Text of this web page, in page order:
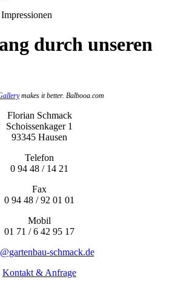
durch unseren
makes it better. Balbooa.com
Florian Schmack
Schoissenkager 1
93345 Hausen
Telefon
0 94 48 / 14 21
Fax
0 94 48 / 92 01 01
Mobil
01 71 / 6 42 95 17
schmack.de
Kontakt & Anfrage